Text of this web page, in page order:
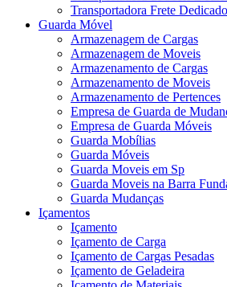
Transportadora Frete Dedicado
Guarda Móvel
Armazenagem de Cargas
Armazenagem de Moveis
Armazenamento de Cargas
Armazenamento de Moveis
Armazenamento de Pertences
Empresa de Guarda de
Empresa de Guarda Móveis
Guarda Mobílias
Guarda Móveis
Guarda Moveis em Sp
Guarda Moveis na Barra
Guarda Mudanças
Içamentos
Içamento
Içamento de Carga
Içamento de Cargas Pesadas
Içamento de Geladeira